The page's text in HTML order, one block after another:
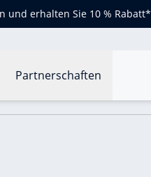
und erhalten Sie 10 % Rabatt*
Partnerschaften